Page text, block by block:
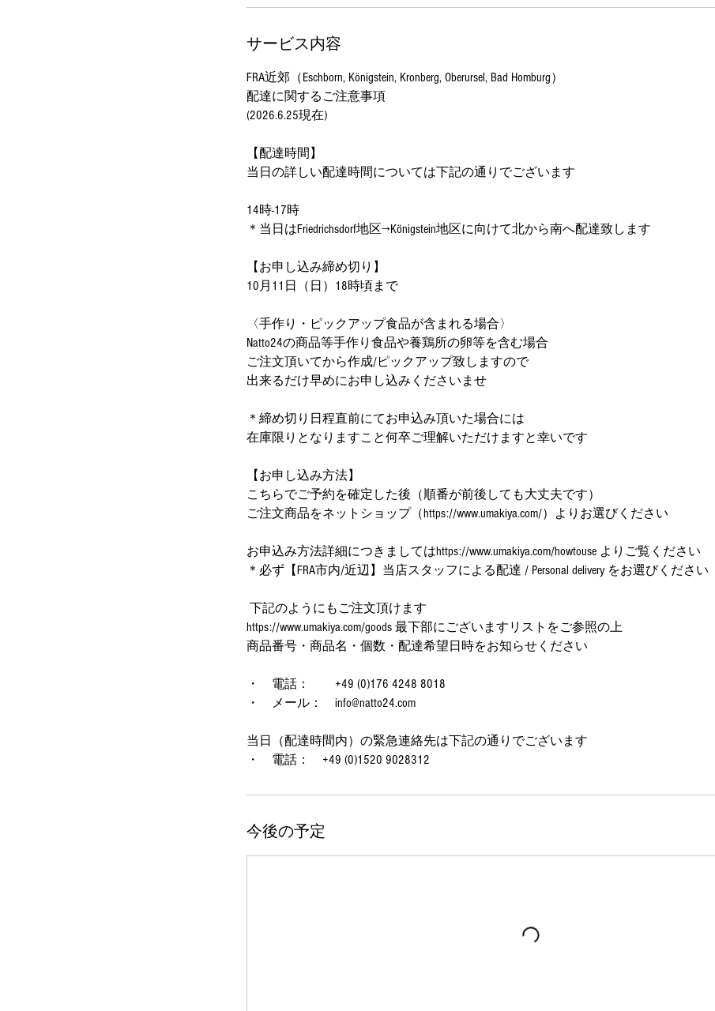
1
サービス内容
FRA近郊（Eschborn, Königstein, Kronberg, Oberursel, Bad Homburg）
配達に関するご注意事項
(2026.6.25現在)
【配達時間】
当日の詳しい配達時間については下記の通りでございます
14時-17時
＊当日はFriedrichsdorf地区→Königstein地区に向けて北から南へ配達致します
【お申し込み締め切り】
10月11日（日）18時頃まで
〈手作り・ピックアップ食品が含まれる場合〉
Natto24の商品等手作り食品や養鶏所の卵等を含む場合
ご注文頂いてから作成/ピックアップ致しますので
出来るだけ早めにお申し込みくださいませ
＊締め切り日程直前にてお申込み頂いた場合には
在庫限りとなりますこと何卒ご理解いただけますと幸いです
【お申し込み方法】
こちらでご予約を確定した後（順番が前後しても大丈夫です）
ご注文商品をネットショップ（https://www.umakiya.com/）よりお選びください
お申込み方法詳細につきましてはhttps://www.umakiya.com/howtouse よりご覧ください
＊必ず【FRA市内/近辺】当店スタッフによる配達 / Personal delivery をお選びください
下記のようにもご注文頂けます
https://www.umakiya.com/goods 最下部にございますリストをご参照の上
商品番号・商品名・個数・配達希望日時をお知らせください
・ 電話： +49 (0)176 4248 8018
・ メール： info@natto24.com
当日（配達時間内）の緊急連絡先は下記の通りでございます
・ 電話： +49 (0)1520 9028312
今後の予定